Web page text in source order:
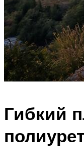
Гибкий